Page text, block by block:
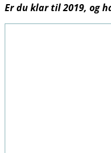
Er du klar til 2019, og